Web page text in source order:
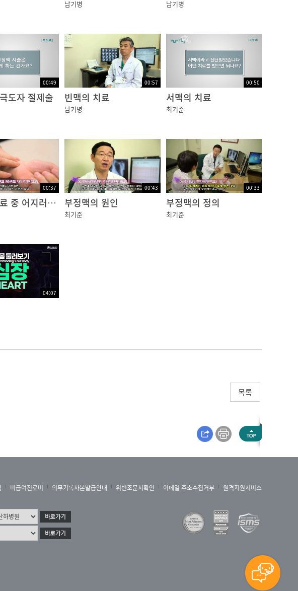
남기병 남기병
00:49
도자 절제술
00:57
빈맥의 치료
남기병
00:50
서맥의 치료
최기준
00:37
부정맥 치료 중 어지러움증
00:43
부정맥의 원인
최기준
00:33
부정맥의 정의
최기준
04:07
목록
비급여진료비 의무기록사본발급안내 위변조문서확인 이메일 주소수집거부 원격지원서비스